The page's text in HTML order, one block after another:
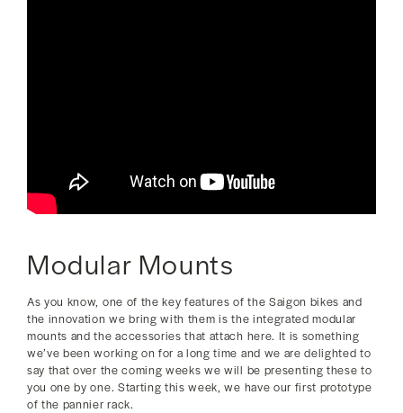
Modular Mounts
As you know, one of the key features of the Saigon bikes and
the innovation we bring with them is the integrated modular
mounts and the accessories that attach here. It is something
we’ve been working on for a long time and we are delighted to
say that over the coming weeks we will be presenting these to
you one by one. Starting this week, we have our first prototype
of the pannier rack.